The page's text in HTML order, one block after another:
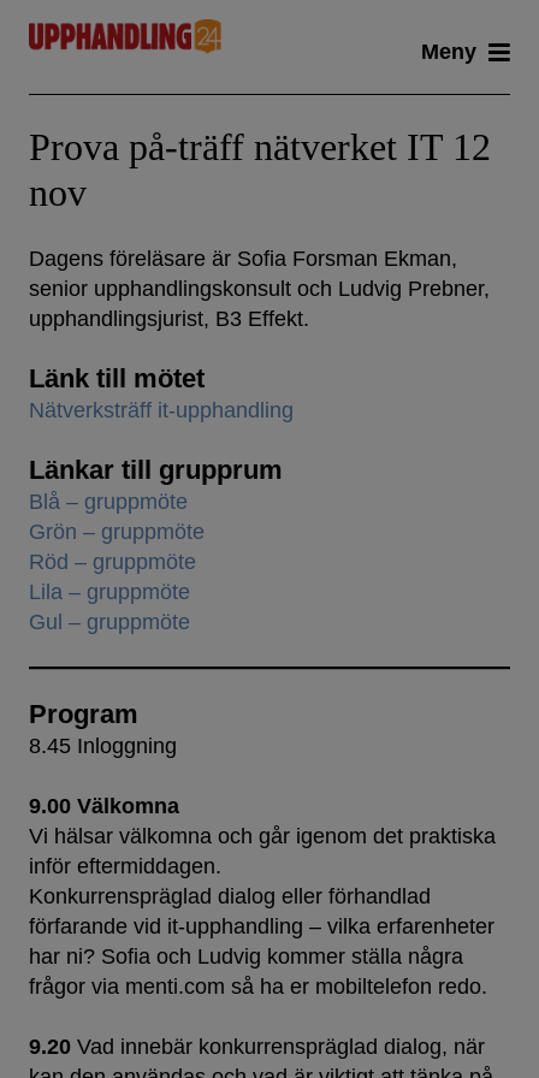
content
Meny
Prova på-träff nätverket IT 12
nov
Dagens föreläsare är Sofia Forsman Ekman,
senior upphandlingskonsult och Ludvig Prebner,
upphandlingsjurist, B3 Effekt.
Länk till mötet
Nätverksträff it-upphandling
Länkar till grupprum
Blå – gruppmöte
Grön – gruppmöte
Röd – gruppmöte
Lila – gruppmöte
Gul – gruppmöte
Program
8.45 Inloggning
9.00 Välkomna
Vi hälsar välkomna och går igenom det praktiska
inför eftermiddagen.
Konkurrenspräglad dialog eller förhandlad
förfarande vid it-upphandling – vilka erfarenheter
har ni? Sofia och Ludvig kommer ställa några
frågor via menti.com så ha er mobiltelefon redo.
9.20 Vad innebär konkurrenspräglad dialog, när